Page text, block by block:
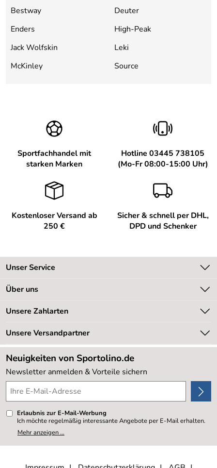
Bestway
Deuter
Enders
High-Peak
Jack Wolfskin
Leki
McKinley
Source
Sportfachhandel mit
starken Marken
Hotline 03445 738105
(Mo-Fr 08:00-15:00 Uhr)
Kostenloser Versand ab
250 €
Sicher & schnell per DHL,
DPD und Schenker
Unser Service
Kontakt
Newsletter
Retourenabwicklung
Lieferbedingungen
Kundenlogin
Über uns
Unsere Bestseller
Neu
Sale %
Kundenbewertungen (20.177)
4,8/5*****
Unsere Zahlarten
Unsere Versandpartner
Neuigkeiten von Sportolino.de
Newsletter anmelden & Vorteile sichern
Erlaubnis zur E-Mail-Werbung
Ich möchte regelmäßig interessante Angebote per E-Mail erhalten.
Meine E-Mail-Adresse wird nicht an andere Unternehmen
weitergegeben. Zu statistischen Zwecken wird in anonymer Form
kann ich jederzeit mit Wirkung für die Zukunft widerrufen, indem ich
Mehr anzeigen ...